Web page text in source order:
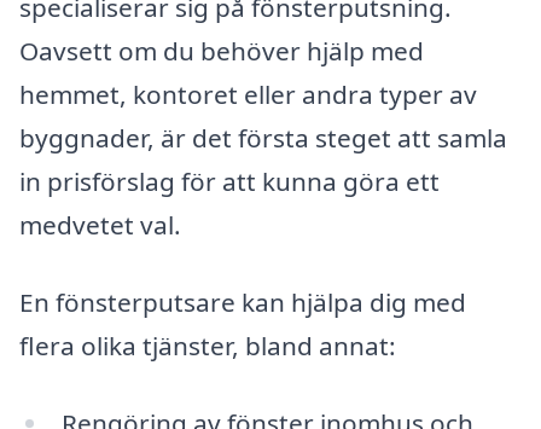
specialiserar sig på fönsterputsning.
Oavsett om du behöver hjälp med
hemmet, kontoret eller andra typer av
byggnader, är det första steget att samla
in prisförslag för att kunna göra ett
medvetet val.
En fönsterputsare kan hjälpa dig med
flera olika tjänster, bland annat: